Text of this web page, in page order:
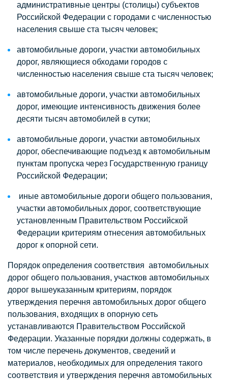
административные центры (столицы) субъектов
Российской Федерации с городами с численностью
населения свыше ста тысяч человек;
автомобильные дороги, участки автомобильных
дорог, являющиеся обходами городов с
численностью населения свыше ста тысяч человек;
автомобильные дороги, участки автомобильных
дорог, имеющие интенсивность движения более
десяти тысяч автомобилей в сутки;
автомобильные дороги, участки автомобильных
дорог, обеспечивающие подъезд к автомобильным
пунктам пропуска через Государственную границу
Российской Федерации;
иные автомобильные дороги общего пользования,
участки автомобильных дорог, соответствующие
установленным Правительством Российской
Федерации критериям отнесения автомобильных
дорог к опорной сети.
Порядок определения соответствия автомобильных
дорог общего пользования, участков автомобильных
дорог вышеуказанным критериям, порядок
утверждения перечня автомобильных дорог общего
пользования, входящих в опорную сеть
устанавливаются Правительством Российской
Федерации. Указанные порядки должны содержать, в
том числе перечень документов, сведений и
материалов, необходимых для определения такого
соответствия и утверждения перечня автомобильных